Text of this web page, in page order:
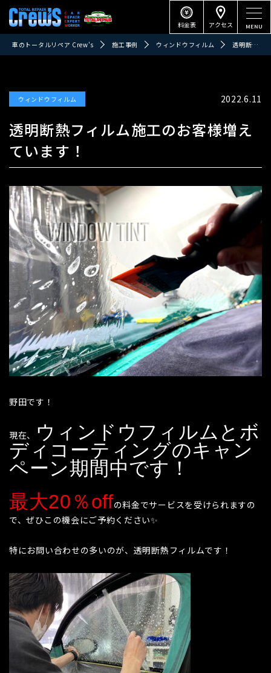
料金表 アクセス
車のトータルリペア Crew's 施工事例 ウィンドウフィルム 透明断熱フィルム施工のお客様増えています！
ウィンドウフィルム 2022.6.11
透明断熱フィルム施工のお客様増え
ています！
野田です！
現在、
ウィンドウフィルムとボ
ディコーティングのキャン
ペーン期間中です！
最大20％offの料金でサービスを受けられますの
で、ぜひこの機会にご予約ください✨
特にお問い合わせの多いのが、透明断熱フィルムです！